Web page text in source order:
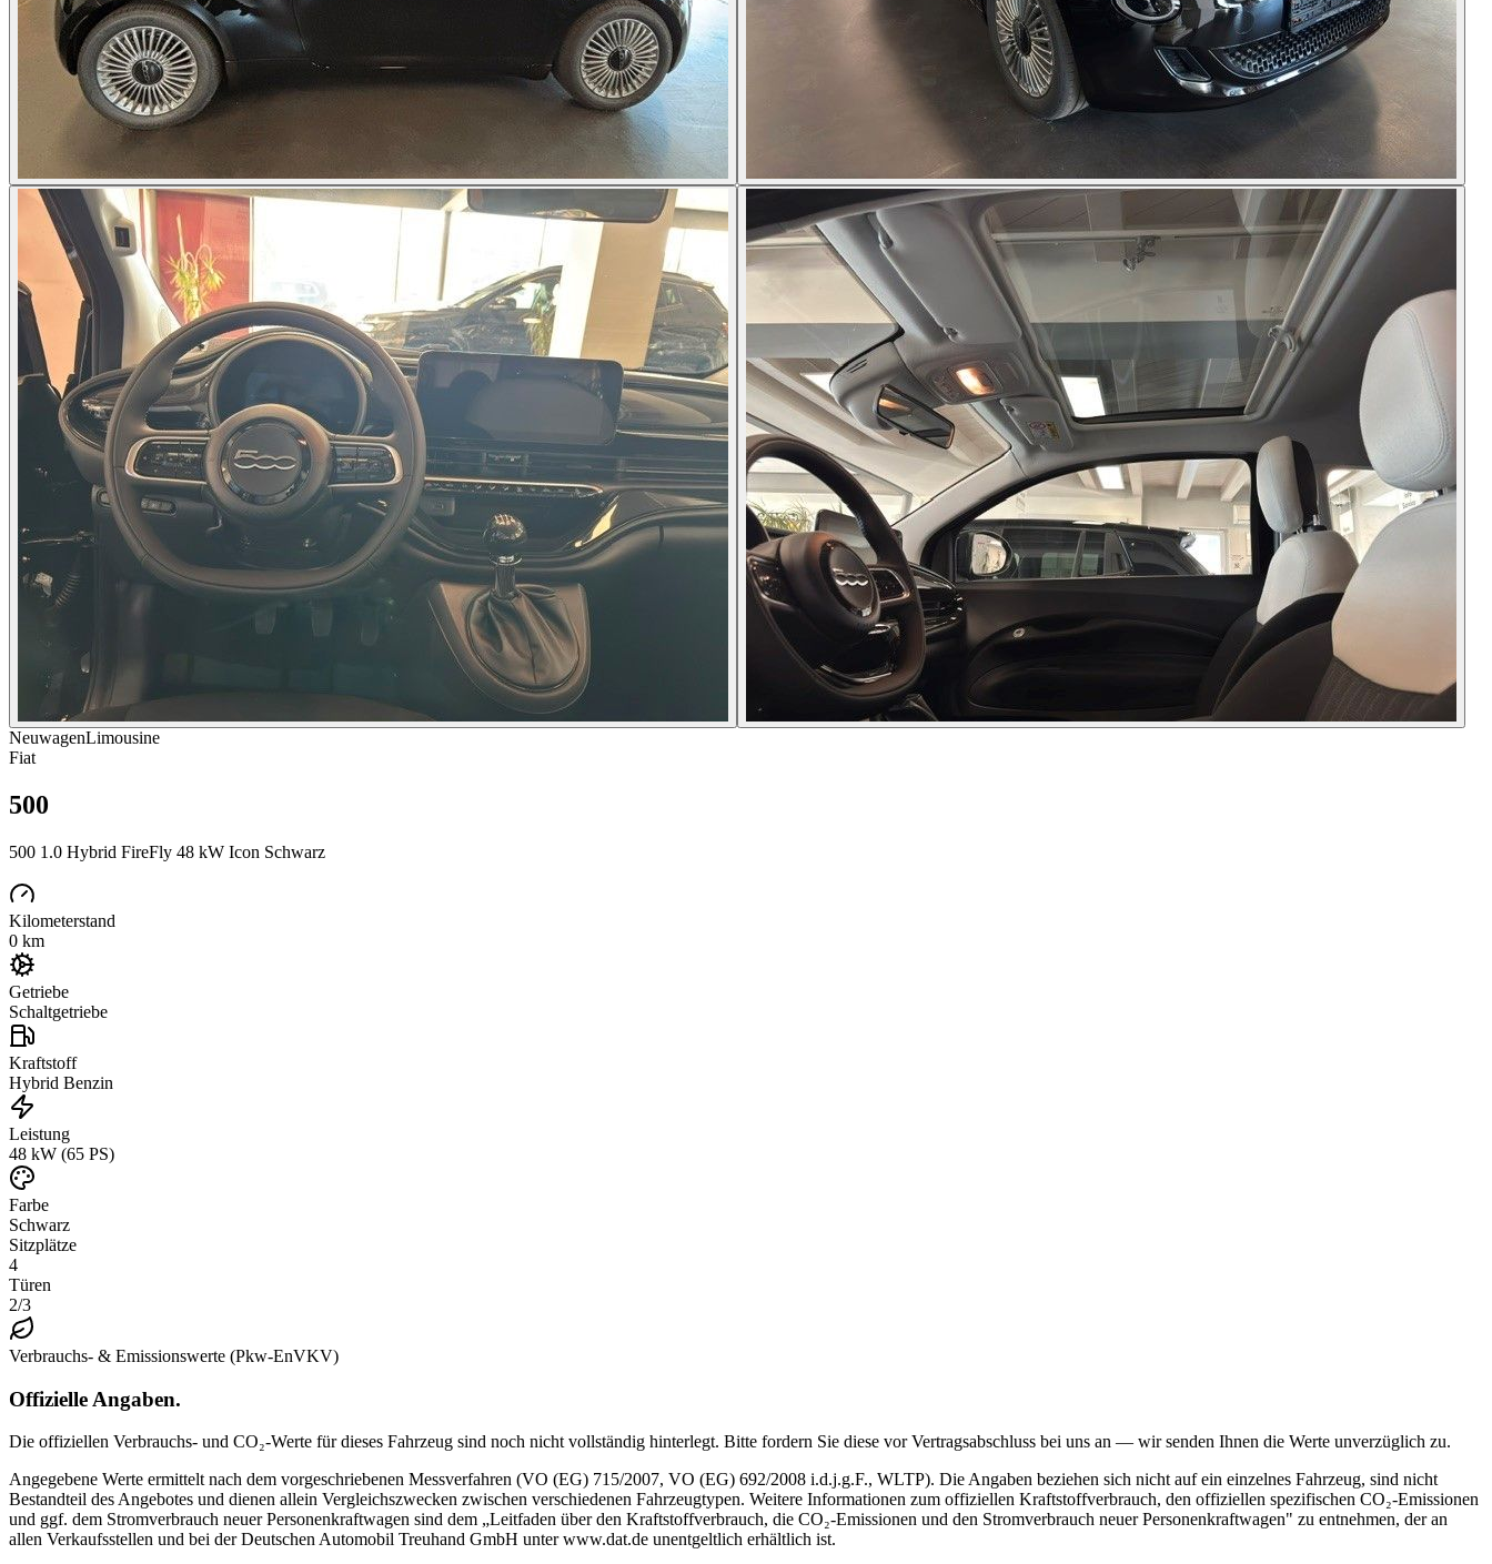
NeuwagenLimousine
Fiat
500
500 1.0 Hybrid FireFly 48 kW Icon Schwarz
Kilometerstand
0 km
Getriebe
Schaltgetriebe
Kraftstoff
Hybrid Benzin
Leistung
48 kW (65 PS)
Farbe
Schwarz
Sitzplätze
4
Türen
2/3
Verbrauchs- & Emissionswerte (Pkw-EnVKV)
Offizielle Angaben.
Die offiziellen Verbrauchs- und CO₂-Werte für dieses Fahrzeug sind noch nicht vollständig hinterlegt. Bitte fordern Sie diese vor Vertragsabschluss bei uns an — wir senden Ihnen die Werte unverzüglich zu.
Angegebene Werte ermittelt nach dem vorgeschriebenen Messverfahren (VO (EG) 715/2007, VO (EG) 692/2008 i.d.j.g.F., WLTP). Die Angaben beziehen sich nicht auf ein einzelnes Fahrzeug, sind nicht
Bestandteil des Angebotes und dienen allein Vergleichszwecken zwischen verschiedenen Fahrzeugtypen. Weitere Informationen zum offiziellen Kraftstoffverbrauch, den offiziellen spezifischen CO₂-Emissionen
und ggf. dem Stromverbrauch neuer Personenkraftwagen sind dem „Leitfaden über den Kraftstoffverbrauch, die CO₂-Emissionen und den Stromverbrauch neuer Personenkraftwagen" zu entnehmen, der an
allen Verkaufsstellen und bei der Deutschen Automobil Treuhand GmbH unter www.dat.de unentgeltlich erhältlich ist.